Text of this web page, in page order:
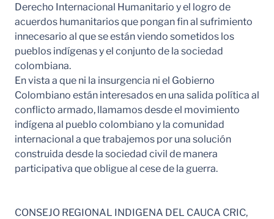
Derecho Internacional Humanitario y el logro de
acuerdos humanitarios que pongan fin al sufrimiento
innecesario al que se están viendo sometidos los
pueblos indígenas y el conjunto de la sociedad
colombiana.
En vista a que ni la insurgencia ni el Gobierno
Colombiano están interesados en una salida política al
conflicto armado, llamamos desde el movimiento
indígena al pueblo colombiano y la comunidad
internacional a que trabajemos por una solución
construida desde la sociedad civil de manera
participativa que obligue al cese de la guerra.
CONSEJO REGIONAL INDIGENA DEL CAUCA CRIC,